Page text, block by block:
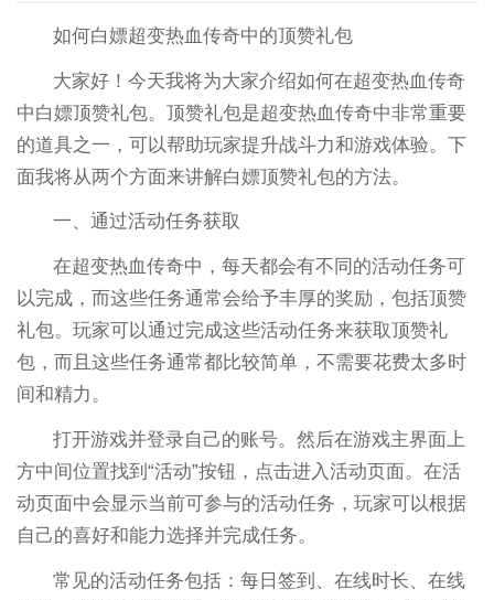
如何白嫖超变热血传奇中的顶赞礼包
大家好！今天我将为大家介绍如何在超变热血传奇
中白嫖顶赞礼包。顶赞礼包是超变热血传奇中非常重要
的道具之一，可以帮助玩家提升战斗力和游戏体验。下
面我将从两个方面来讲解白嫖顶赞礼包的方法。
一、通过活动任务获取
在超变热血传奇中，每天都会有不同的活动任务可
以完成，而这些任务通常会给予丰厚的奖励，包括顶赞
礼包。玩家可以通过完成这些活动任务来获取顶赞礼
包，而且这些任务通常都比较简单，不需要花费太多时
间和精力。
打开游戏并登录自己的账号。然后在游戏主界面上
方中间位置找到“活动”按钮，点击进入活动页面。在活
动页面中会显示当前可参与的活动任务，玩家可以根据
自己的喜好和能力选择并完成任务。
常见的活动任务包括：每日签到、在线时长、在线